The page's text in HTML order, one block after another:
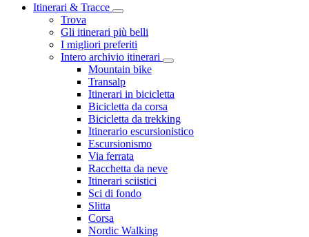
Itinerari & Tracce
Trova
Gli itinerari più belli
I migliori preferiti
Intero archivio itinerari
Mountain bike
Transalp
Itinerari in bicicletta
Bicicletta da corsa
Bicicletta da trekking
Itinerario escursionistico
Escursionismo
Via ferrata
Racchetta da neve
Itinerari sciistici
Sci di fondo
Slitta
Corsa
Nordic Walking